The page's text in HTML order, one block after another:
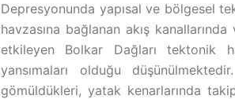
Depresyonunda yapısal ve bölgesel
havzasına bağlanan akış
etkileyen Bolkar Dağları tektonik
yansımaları olduğu
gömüldükleri, yatak kenarlarında